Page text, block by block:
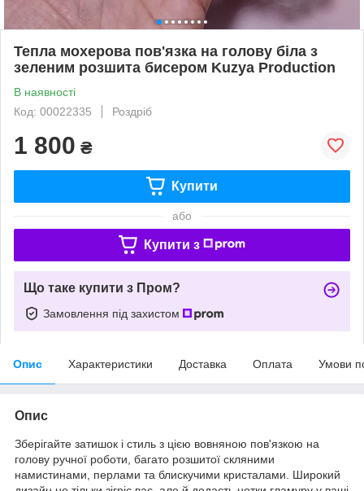
Тепла мохерова пов'язка на голову біла з
зеленим розшита бисером Kuzya Production
В наявності
Код: 00022335
Роздріб
1 800 ₴
Купити
або
Купити з
Що таке купити з Пром?
Замовлення під захистом
Опис Характеристики Доставка Оплата Умови
Опис
Зберігайте затишок і стиль з цією вовняною пов'язкою на
голову ручної роботи, багато розшитої скляними
намистинами, перлами та блискучими кристалами. Широкий